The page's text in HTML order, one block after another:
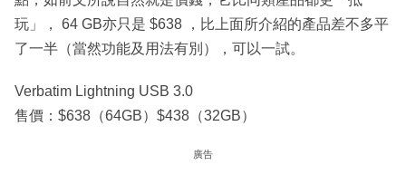
玩」， 64 GB亦只是 $638 ，比上面所介紹的產品差不多平
了一半（當然功能及用法有別），可以一試。
Verbatim Lightning USB 3.0
售價：$638（64GB）$438（32GB）
廣告